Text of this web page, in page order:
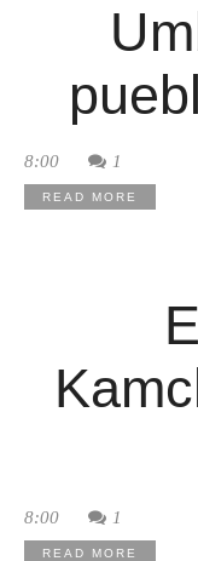
8:00 1
READ MORE
8:00 1
READ MORE